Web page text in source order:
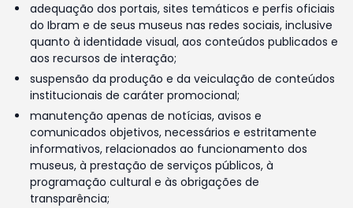
adequação dos portais, sites temáticos e perfis oficiais
do Ibram e de seus museus nas redes sociais, inclusive
quanto à identidade visual, aos conteúdos publicados e
aos recursos de interação;
suspensão da produção e da veiculação de conteúdos
institucionais de caráter promocional;
manutenção apenas de notícias, avisos e
comunicados objetivos, necessários e estritamente
informativos, relacionados ao funcionamento dos
museus, à prestação de serviços públicos, à
programação cultural e às obrigações de
transparência;